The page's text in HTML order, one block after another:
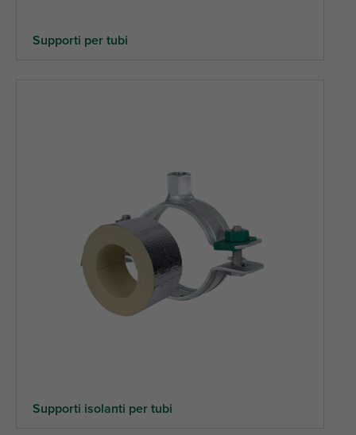
Supporti per tubi
Supporti isolanti per tubi